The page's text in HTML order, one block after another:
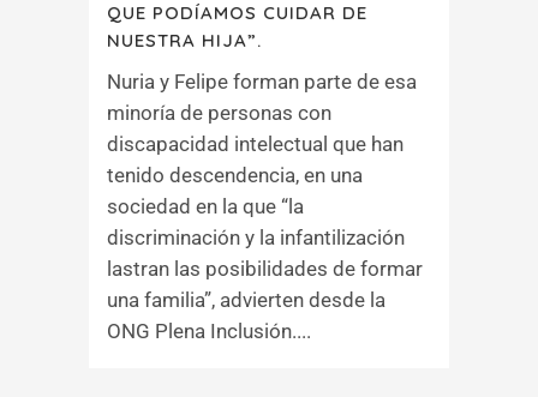
QUE PODÍAMOS CUIDAR DE
NUESTRA HIJA”.
Nuria y Felipe forman parte de esa
minoría de personas con
discapacidad intelectual que han
tenido descendencia, en una
sociedad en la que “la
discriminación y la infantilización
lastran las posibilidades de formar
una familia”, advierten desde la
ONG Plena Inclusión....